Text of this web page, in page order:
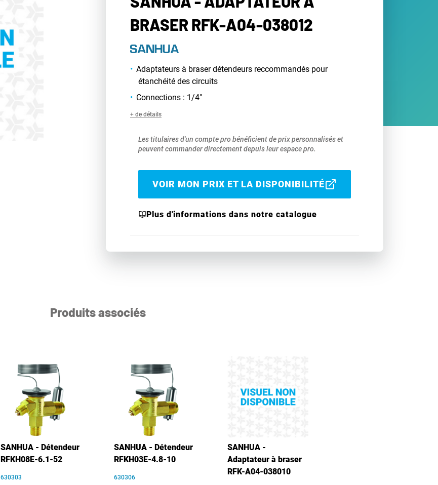
BRASER RFK-A04-038012
Adaptateurs à braser détendeurs reccommandés pour
étanchéité des circuits
Connections : 1/4"
+ de détails
Les titulaires d'un compte pro bénéficient de prix personnalisés et
peuvent commander directement depuis leur espace pro.
VOIR MON PRIX ET LA DISPONIBILITÉ
Plus d'informations dans notre catalogue
Produits associés
SANHUA - Détendeur
RFKH08E-6.1-52
630303
SANHUA - Détendeur
RFKH03E-4.8-10
630306
SANHUA -
Adaptateur à braser
RFK-A04-038010